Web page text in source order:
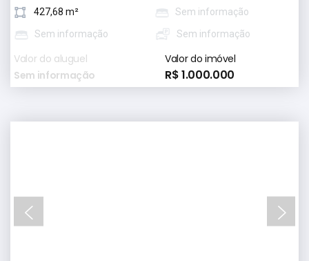
427,68 m²
Sem informação
Sem informação
Sem informação
Valor do aluguel
Sem informação
Valor do imóvel
R$ 1.000.000